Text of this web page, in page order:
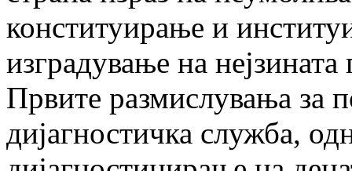
конституирање и
изгра­ду­вање на
Првите размислувања за
дијагностичка служба,